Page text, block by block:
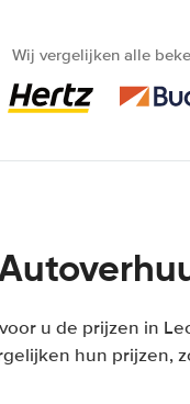
Wij vergelijken alle
u de prijzen in
hun prijzen,